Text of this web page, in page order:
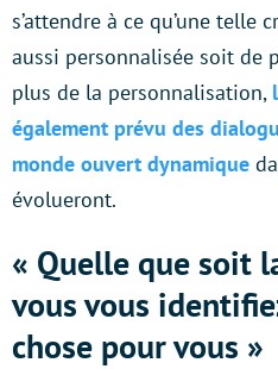
s’attendre à ce qu’une telle
aussi personnalisée soit de
plus de la personnalisation,
également prévu des
monde ouvert dynamique
évolueront.
« Quelle que soit
vous vous
chose pour vous »